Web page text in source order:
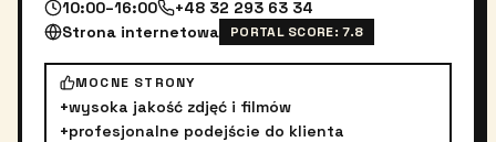
10:00–16:00
+48 32 293 63 34
Strona internetowa
PORTAL SCORE:7.8
MOCNE STRONY
+wysoka jakość zdjęć i filmów
+profesjonalne podejście do klienta